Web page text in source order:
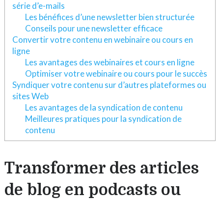
série d’e-mails
Les bénéfices d’une newsletter bien structurée
Conseils pour une newsletter efficace
Convertir votre contenu en webinaire ou cours en
ligne
Les avantages des webinaires et cours en ligne
Optimiser votre webinaire ou cours pour le succès
Syndiquer votre contenu sur d’autres plateformes ou
sites Web
Les avantages de la syndication de contenu
Meilleures pratiques pour la syndication de
contenu
Transformer des articles
de blog en podcasts ou